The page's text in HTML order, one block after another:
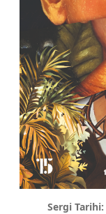
Sergi Tarihi: